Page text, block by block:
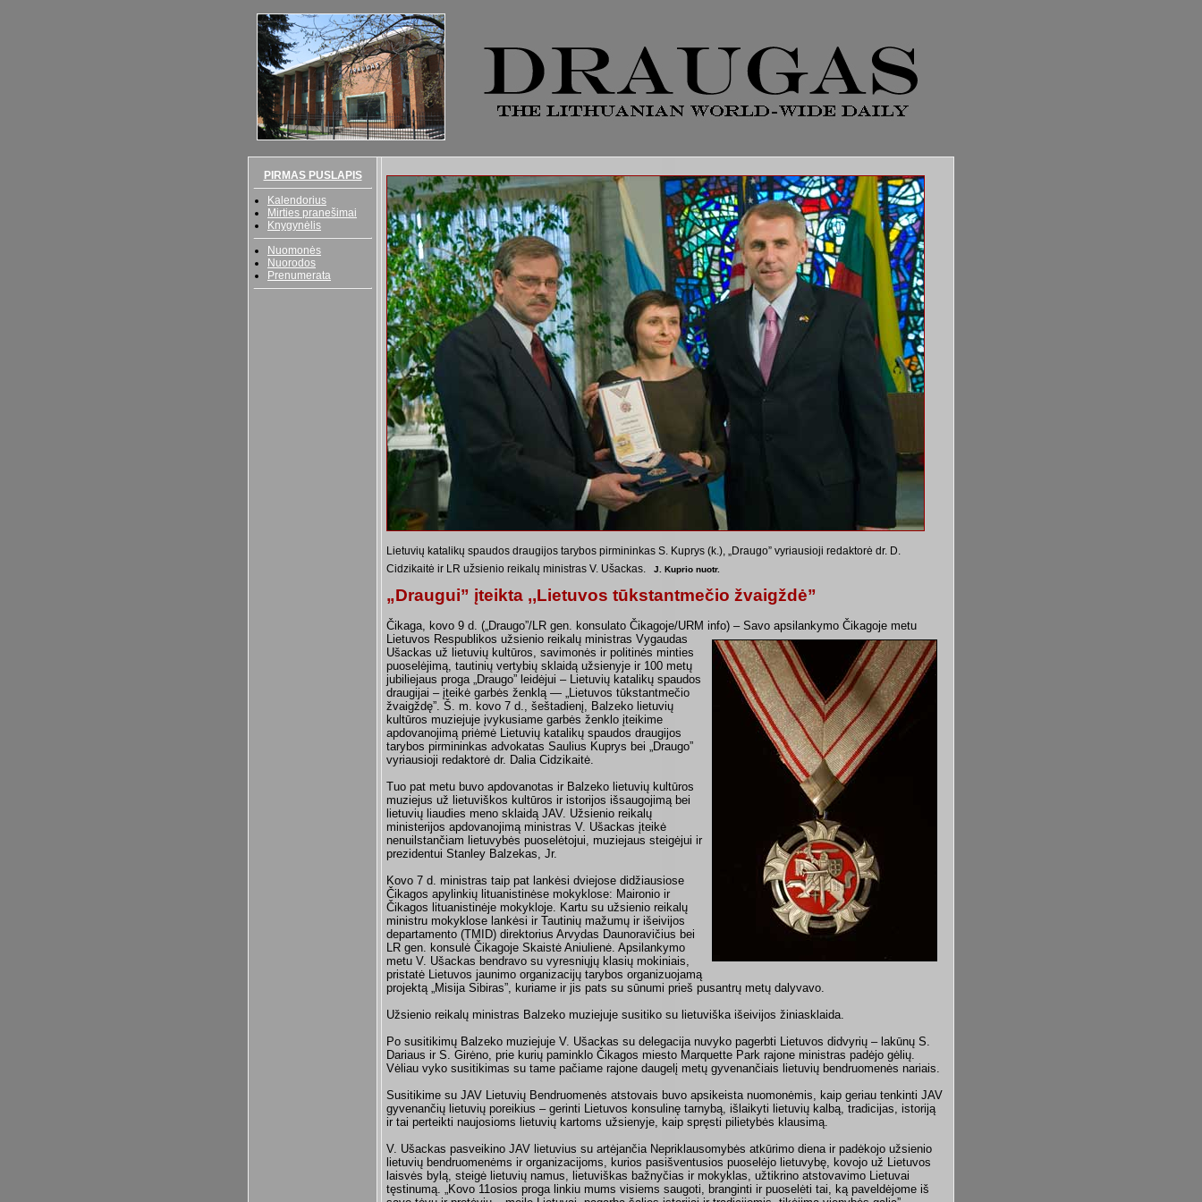
PIRMAS PUSLAPIS
Kalendorius
Mirties pranešimai
Knygynėlis
Nuomonės
Nuorodos
Prenumerata
Lietuvių katalikų spaudos draugijos tarybos pirmininkas S. Kuprys (k.), „Draugo” vyriausioji redaktorė dr. D.
Cidzikaitė ir LR užsienio reikalų ministras V. Ušackas.
J. Kuprio nuotr.
„Draugui” įteikta ,,Lietuvos tūkstantmečio žvaigždė”
Čikaga, kovo 9 d. („Draugo”/LR gen. konsulato Čikagoje/URM info) – Savo apsilankymo Čikagoje metu
Lietuvos Respublikos užsienio reikalų ministras Vygaudas
Ušackas už lietuvių kultūros, savimonės ir politinės minties
puoselėjimą, tautinių vertybių sklaidą užsienyje ir 100 metų
jubiliejaus proga „Draugo” leidėjui – Lietuvių katalikų spaudos
draugijai – įteikė garbės ženklą — „Lietuvos tūkstantmečio
žvaigždę”. Š. m. kovo 7 d., šeštadienį, Balzeko lietuvių
kultūros muziejuje įvykusiame garbės ženklo įteikime
apdovanojimą priėmė Lietuvių katalikų spaudos draugijos
tarybos pirmininkas advokatas Saulius Kuprys bei „Draugo”
vyriausioji redaktorė dr. Dalia Cidzikaitė.
Tuo pat metu buvo apdovanotas ir Balzeko lietuvių kultūros
muziejus už lietuviškos kultūros ir istorijos išsaugojimą bei
lietuvių liaudies meno sklaidą JAV. Užsienio reikalų
ministerijos apdovanojimą ministras V. Ušackas įteikė
nenuilstančiam lietuvybės puoselėtojui, muziejaus steigėjui ir
prezidentui Stanley Balzekas, Jr.
Kovo 7 d. ministras taip pat lankėsi dviejose didžiausiose
Čikagos apylinkių lituanistinėse mokyklose: Maironio ir
Čikagos lituanistinėje mokykloje. Kartu su užsienio reikalų
ministru mokyklose lankėsi ir Tautinių mažumų ir išeivijos
departamento (TMID) direktorius Arvydas Daunoravičius bei
LR gen. konsulė Čikagoje Skaistė Aniulienė. Apsilankymo
metu V. Ušackas bendravo su vyresniųjų klasių mokiniais,
pristatė Lietuvos jaunimo organizacijų tarybos organizuojamą
projektą „Misija Sibiras”, kuriame ir jis pats su sūnumi prieš pusantrų metų dalyvavo.
Užsienio reikalų ministras Balzeko muziejuje susitiko su lietuviška išeivijos žiniasklaida.
Po susitikimų Balzeko muziejuje V. Ušackas su delegacija nuvyko pagerbti Lietuvos didvyrių – lakūnų S.
Dariaus ir S. Girėno, prie kurių paminklo Čikagos miesto Marquette Park rajone ministras padėjo gėlių.
Vėliau vyko susitikimas su tame pačiame rajone daugelį metų gyvenančiais lietuvių bendruomenės nariais.
Susitikime su JAV Lietuvių Bendruomenės atstovais buvo apsikeista nuomonėmis, kaip geriau tenkinti JAV
gyvenančių lietuvių poreikius – gerinti Lietuvos konsulinę tarnybą, išlaikyti lietuvių kalbą, tradicijas, istoriją
ir tai perteikti naujosioms lietuvių kartoms užsienyje, kaip spręsti pilietybės klausimą.
V. Ušackas pasveikino JAV lietuvius su artėjančia Nepriklausomybės atkūrimo diena ir padėkojo užsienio
lietuvių bendruomenėms ir organizacijoms, kurios pasišventusios puoselėjo lietuvybę, kovojo už Lietuvos
laisvės bylą, steigė lietuvių namus, lietuviškas bažnyčias ir mokyklas, užtikrino atstovavimo Lietuvai
tęstinumą. „Kovo 11osios proga linkiu mums visiems saugoti, branginti ir puoselėti tai, ką paveldėjome iš